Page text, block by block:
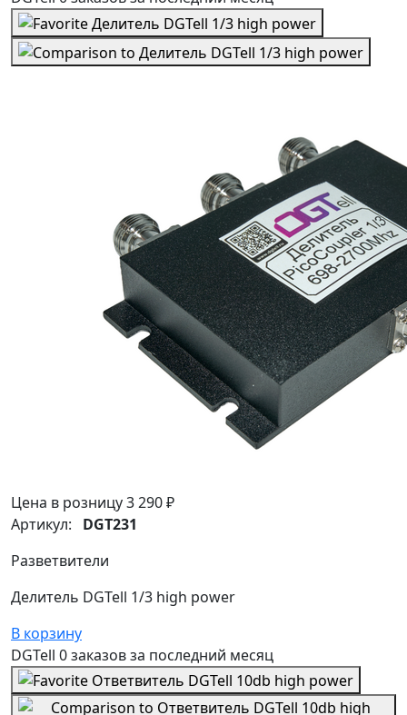
Цена в розницу3 290 ₽
Артикул: DGT231
Разветвители
Делитель DGTell 1/3 high power
В корзину
DGTell 0 заказовза последний месяц